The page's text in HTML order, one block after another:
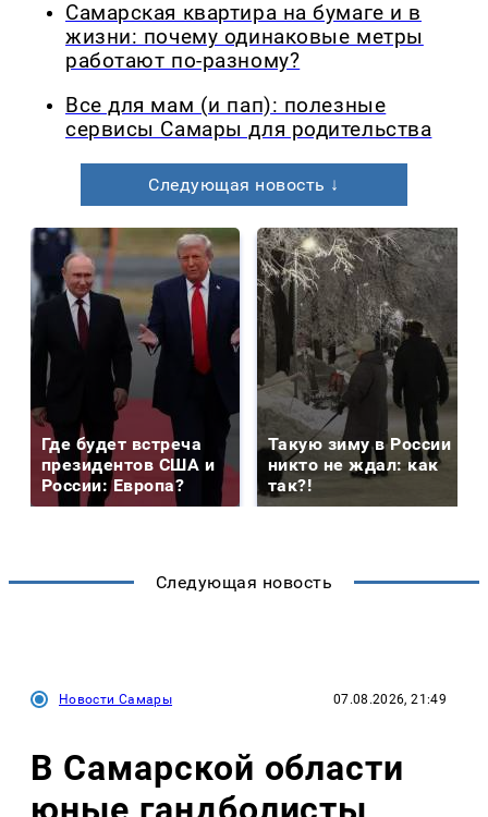
Самарская квартира на бумаге и в
жизни: почему одинаковые метры
работают по-разному?
Все для мам (и пап): полезные
сервисы Самары для родительства
Следующая новость ↓
Где будет встреча
президентов США и
России: Европа?
Такую зиму в России
никто не ждал: как
так?!
Следующая новость
Новости Самары 07.08.2026, 21:49
В Самарской области